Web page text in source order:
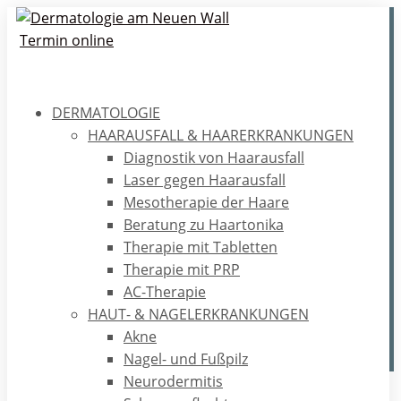
Termin online
DERMATOLOGIE
HAARAUSFALL & HAARERKRANKUNGEN
Diagnostik von Haarausfall
Laser gegen Haarausfall
Mesotherapie der Haare
Beratung zu Haartonika
Therapie mit Tabletten
Therapie mit PRP
AC-Therapie
HAUT- & NAGELERKRANKUNGEN
Akne
Nagel- und Fußpilz
Neurodermitis
Gefahr Wespenstich-
Allergie: Das sollten Sie
wissen
Wir informieren in diesem Artikel über die Gefahren
einer Wespenstich-Allergie, einschließlich der möglichen
lebensbedrohlichen Reaktionen. Zudem erfahren Sie die
Symptome, Ursachen und Dauer einer allergischen